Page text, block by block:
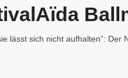
lässt sich nicht aufhalten“: